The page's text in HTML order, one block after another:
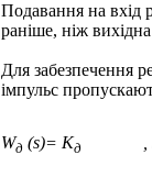
Подавання на вхід
раніше, ніж
Для забезпечення
імпульс
Wд (s)= Кд